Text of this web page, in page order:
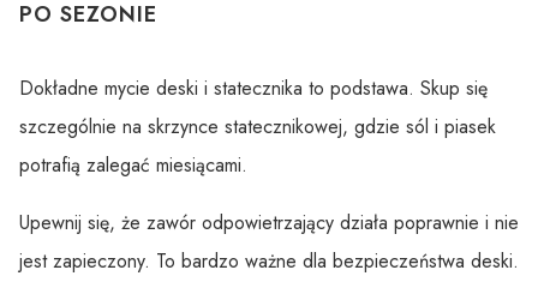
PO SEZONIE
Dokładne mycie deski i statecznika to podstawa. Skup się
szczególnie na skrzynce statecznikowej, gdzie sól i piasek
potrafią zalegać miesiącami.
Upewnij się, że zawór odpowietrzający działa poprawnie i nie
jest zapieczony. To bardzo ważne dla bezpieczeństwa deski.